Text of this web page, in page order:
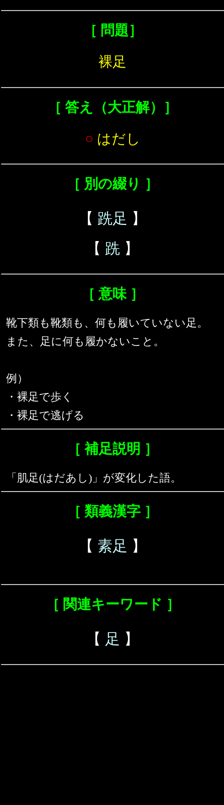
［ 問題］
裸足
［ 答え（大正解）］
○ はだし
［ 別の綴り ］
【 跣足 】
【 跣 】
［ 意味 ］
靴下類も靴類も、何も履いていない足。
また、足に何も履かないこと。
例）
・裸足で歩く
・裸足で逃げる
［ 補足説明 ］
「肌足(はだあし)」が変化した語。
［ 類義漢字 ］
【 素足 】
［ 関連キーワード ］
【 足 】